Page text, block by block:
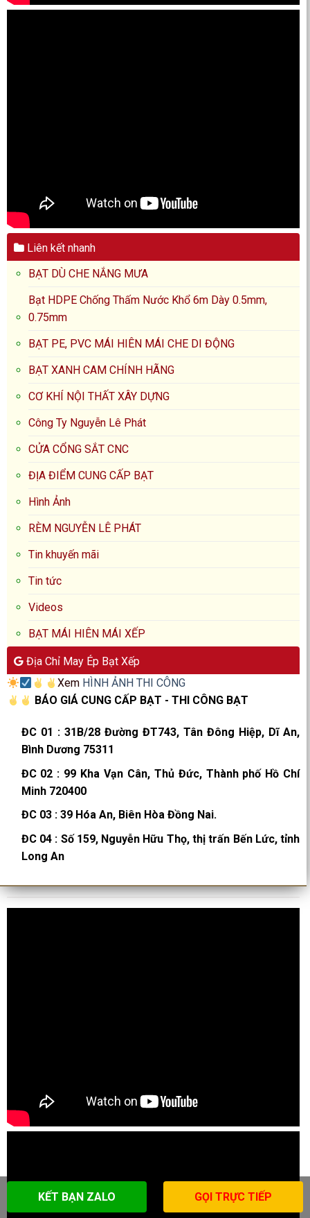
Liên kết nhanh
BẠT DÙ CHE NẮNG MƯA
Bạt HDPE Chống Thấm Nước Khổ 6m Dày 0.5mm,
0.75mm
BẠT PE, PVC MÁI HIÊN MÁI CHE DI ĐỘNG
BẠT XANH CAM CHÍNH HÃNG
CƠ KHÍ NỘI THẤT XÂY DỰNG
Công Ty Nguyễn Lê Phát
CỬA CỔNG SẮT CNC
ĐỊA ĐIỂM CUNG CẤP BẠT
Hình Ảnh
RÈM NGUYỄN LÊ PHÁT
Tin khuyến mãi
Tin tức
Videos
BẠT MÁI HIÊN MÁI XẾP
Địa Chỉ May Ép Bạt Xếp
Xem HÌNH ẢNH THI CÔNG
BÁO GIÁ CUNG CẤP BẠT - THI CÔNG BẠT
ĐC 01 :31B/28 Đường ĐT743, Tân Đông Hiệp, Dĩ An,
Bình Dương 75311
ĐC 02 : 99 Kha Vạn Cân, Thủ Đức, Thành phố Hồ Chí
Minh 720400
ĐC 03 :39 Hóa An, Biên Hòa Đồng Nai.
ĐC 04 : Số 159, Nguyễn Hữu Thọ, thị trấn Bến Lức, tỉnh
Long An
KẾT BẠN ZALO GỌI TRỰC TIẾP